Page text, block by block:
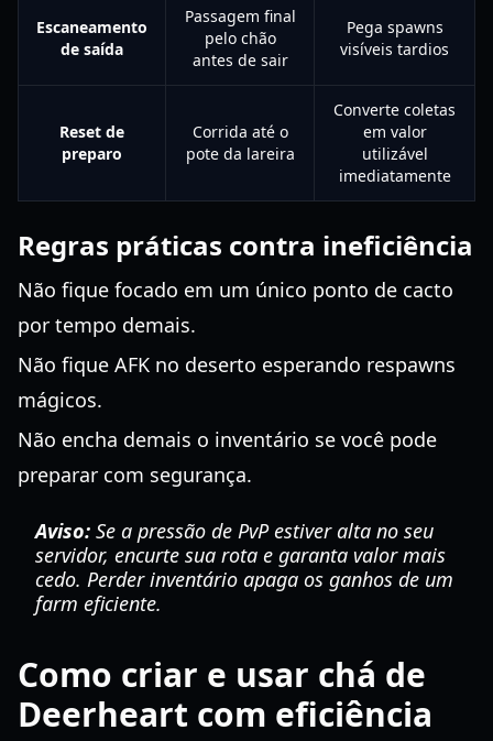
Escaneamento
de saída
Passagem final
pelo chão
antes de sair
Pega spawns
visíveis tardios
Reset de
preparo
Corrida até o
pote da lareira
Converte coletas
em valor
utilizável
imediatamente
Regras práticas contra ineficiência
Não fique focado em um único ponto de cacto
por tempo demais.
Não fique AFK no deserto esperando respawns
mágicos.
Não encha demais o inventário se você pode
preparar com segurança.
Aviso: Se a pressão de PvP estiver alta no seu
servidor, encurte sua rota e garanta valor mais
cedo. Perder inventário apaga os ganhos de um
farm eficiente.
Como criar e usar chá de
Deerheart com eficiência